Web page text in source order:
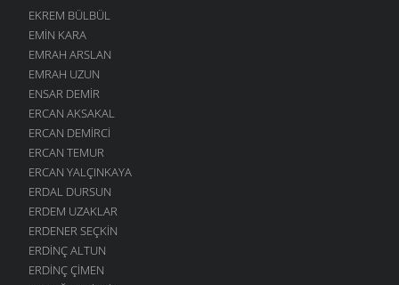
EKREM BÜLBÜL
EMIN KARA
EMRAH ARSLAN
EMRAH UZUN
ENSAR DEMIR
ERCAN AKSAKAL
ERCAN DEMIRCI
ERCAN TEMUR
ERCAN YALÇINKAYA
ERDAL DURSUN
ERDEM UZAKLAR
ERDENER SEÇKIN
ERDINÇ ALTUN
ERDINÇ ÇIMEN